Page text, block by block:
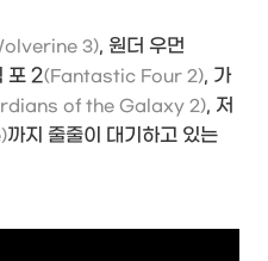
3), 원더 우먼
포 2(Fantastic Four 2), 가
of the Galaxy 2), 저
까지 줄줄이 대기하고 있는